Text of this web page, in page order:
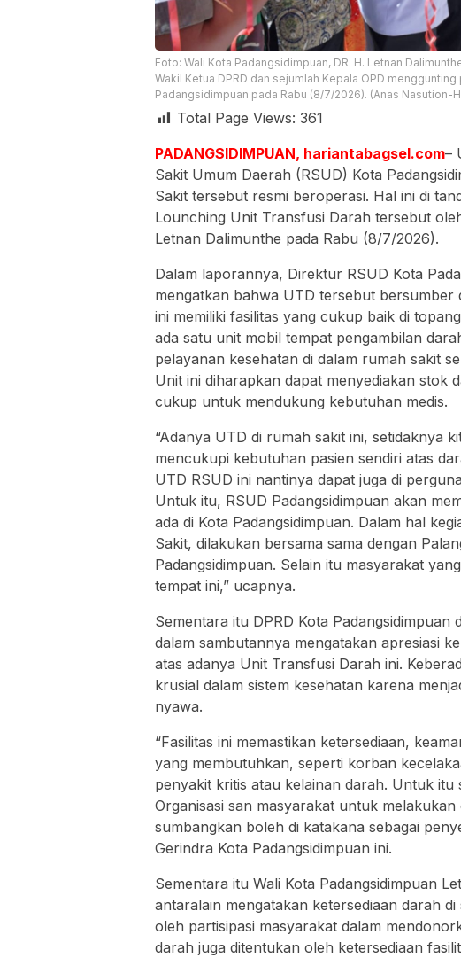
Foto: Wali Kota Padangsidimpuan, DR. H. Letnan
Wakil Ketua DPRD dan sejumlah Kepala OPD
Padangsidimpuan pada Rabu (8/7/2026). (Anas Nasution-
Total Page Views: 361
PADANGSIDIMPUAN, hariantabagsel.com–
Sakit Umum Daerah (RSUD) Kota
Sakit tersebut resmi beroperasi. Hal ini di
Lounching Unit Transfusi Darah tersebut
Letnan Dalimunthe pada Rabu (8/7/2026).
Dalam laporannya, Direktur RSUD Kota
mengatkan bahwa UTD tersebut
ini memiliki fasilitas yang cukup baik di
ada satu unit mobil tempat pengambilan
pelayanan kesehatan di dalam rumah sakit
Unit ini diharapkan dapat menyediakan stok
cukup untuk mendukung kebutuhan medis.
“Adanya UTD di rumah sakit ini, setidaknya
mencukupi kebutuhan pasien sendiri atas
UTD RSUD ini nantinya dapat juga di
Untuk itu, RSUD Padangsidimpuan akan
ada di Kota Padangsidimpuan. Dalam hal
Sakit, dilakukan bersama sama dengan
Padangsidimpuan. Selain itu masyarakat
tempat ini,” ucapnya.
Sementara itu DPRD Kota Padangsidimpuan
dalam sambutannya mengatakan apresiasi
atas adanya Unit Transfusi Darah ini.
krusial dalam sistem kesehatan karena
nyawa.
“Fasilitas ini memastikan ketersediaan,
yang membutuhkan, seperti korban
penyakit kritis atau kelainan darah. Untuk itu
Organisasi san masyarakat untuk
sumbangkan boleh di katakana sebagai
Gerindra Kota Padangsidimpuan ini.
Sementara itu Wali Kota Padangsidimpuan
antaralain mengatakan ketersediaan darah
oleh partisipasi masyarakat dalam
darah juga ditentukan oleh ketersediaan